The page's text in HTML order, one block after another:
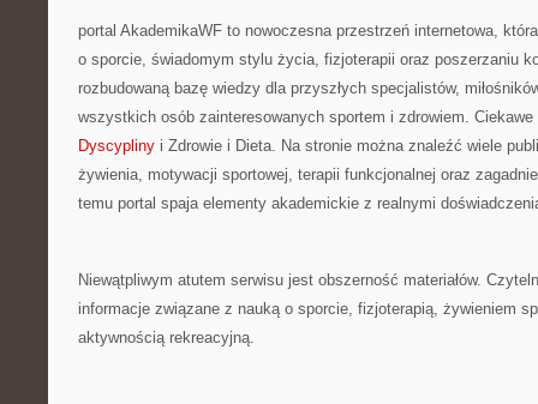
portal AkademikaWF to nowoczesna przestrzeń internetowa,
o sporcie, świadomym stylu życia, fizjoterapii oraz poszerzaniu
rozbudowaną bazę wiedzy dla przyszłych specjalistów,
wszystkich osób zainteresowanych sportem i zdrowiem.
Dyscypliny i Zdrowie i Dieta. Na stronie można znaleźć wiele
żywienia, motywacji sportowej, terapii funkcjonalnej oraz
temu portal spaja elementy akademickie z realnymi
Niewątpliwym atutem serwisu jest obszerność materiałów.
informacje związane z nauką o sporcie, fizjoterapią, żywieniem
aktywnością rekreacyjną.